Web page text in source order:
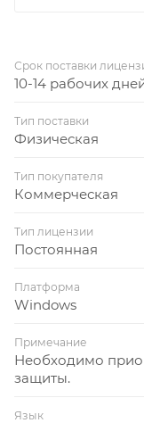
Срок поставки
10-14 рабочих
Тип поставки
Физическая
Тип покупателя
Коммерческая
Тип лицензии
Постоянная
Платформа
Windows
Примечание
Необходимо
защиты.
Язык